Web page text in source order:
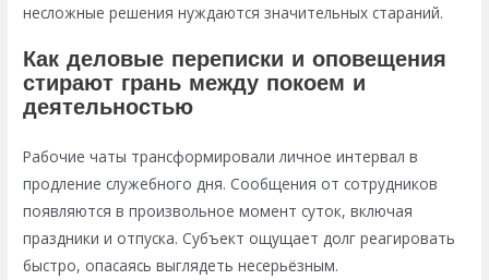
несложные решения нуждаются значительных стараний.
Как деловые переписки и оповещения
стирают грань между покоем и
деятельностью
Рабочие чаты трансформировали личное интервал в
продление служебного дня. Сообщения от сотрудников
появляются в произвольное момент суток, включая
праздники и отпуска. Субъект ощущает долг реагировать
быстро, опасаясь выглядеть несерьёзным.